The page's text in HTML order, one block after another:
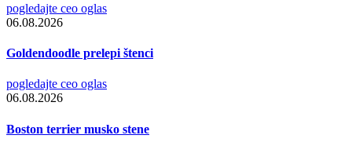
pogledajte ceo oglas
06.08.2026
Goldendoodle prelepi štenci
pogledajte ceo oglas
06.08.2026
Boston terrier musko stene